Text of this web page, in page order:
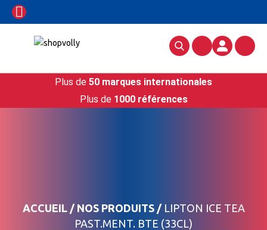
Plus de 50 marques internationales
Plus de 1000 références
ACCUEIL/ NOS PRODUITS/ LIPTON ICE TEA
PAST.MENT. BTE (33CL)